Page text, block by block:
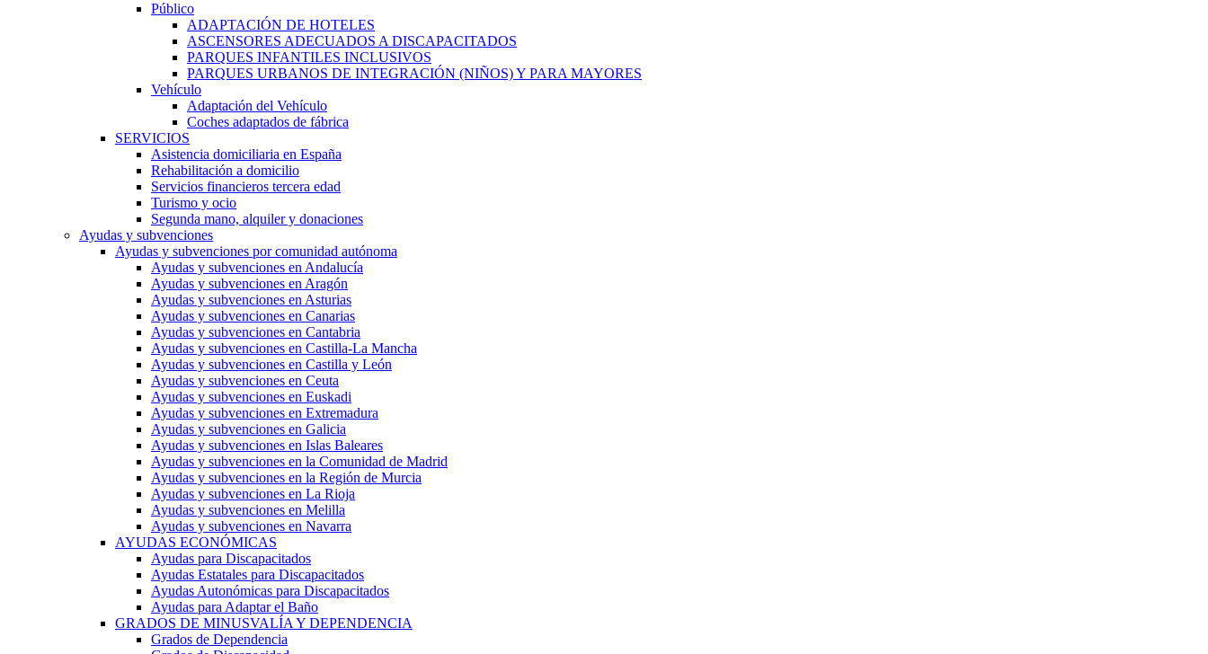
Público
ADAPTACIÓN DE HOTELES
ASCENSORES ADECUADOS A DISCAPACITADOS
PARQUES INFANTILES INCLUSIVOS
PARQUES URBANOS DE INTEGRACIÓN (NIÑOS) Y PARA MAYORES
Vehículo
Adaptación del Vehículo
Coches adaptados de fábrica
SERVICIOS
Asistencia domiciliaria en España
Rehabilitación a domicilio
Servicios financieros tercera edad
Turismo y ocio
Segunda mano, alquiler y donaciones
Ayudas y subvenciones
Ayudas y subvenciones por comunidad autónoma
Ayudas y subvenciones en Andalucía
Ayudas y subvenciones en Aragón
Ayudas y subvenciones en Asturias
Ayudas y subvenciones en Canarias
Ayudas y subvenciones en Cantabria
Ayudas y subvenciones en Castilla-La Mancha
Ayudas y subvenciones en Castilla y León
Ayudas y subvenciones en Ceuta
Ayudas y subvenciones en Euskadi
Ayudas y subvenciones en Extremadura
Ayudas y subvenciones en Galicia
Ayudas y subvenciones en Islas Baleares
Ayudas y subvenciones en la Comunidad de Madrid
Ayudas y subvenciones en la Región de Murcia
Ayudas y subvenciones en La Rioja
Ayudas y subvenciones en Melilla
Ayudas y subvenciones en Navarra
AYUDAS ECONÓMICAS
Ayudas para Discapacitados
Ayudas Estatales para Discapacitados
Ayudas Autonómicas para Discapacitados
Ayudas para Adaptar el Baño
GRADOS DE MINUSVALÍA Y DEPENDENCIA
Grados de Dependencia